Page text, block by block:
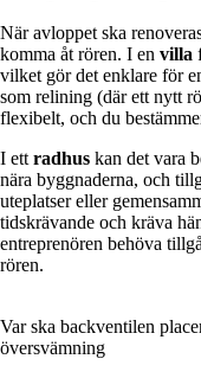
När avloppet ska
komma åt rören. I en villa
vilket gör det enklare för
som relining (där ett nytt
flexibelt, och du
I ettradhus kan det vara
nära byggnaderna, och
uteplatser eller
tidskrävande och kräva
entreprenören behöva
rören.
Var ska backventilen
översvämning